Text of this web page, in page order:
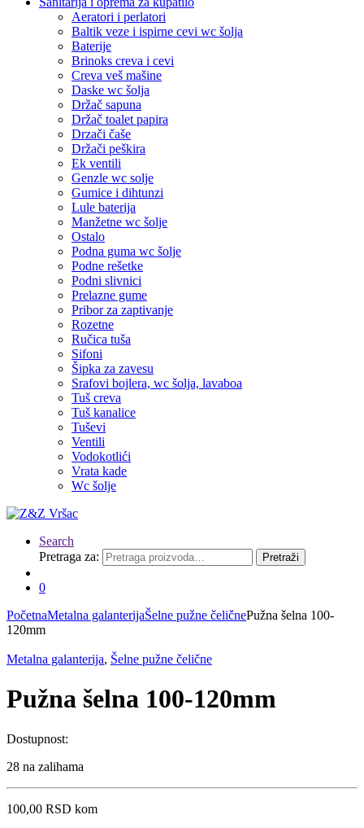
Aeratori i perlatori
Baltik veze i ispirne cevi wc šolja
Baterije
Brinoks creva i cevi
Creva veš mašine
Daske wc šolja
Držač sapuna
Držač toalet papira
Drzači čaše
Držači peškira
Ek ventili
Genzle wc solje
Gumice i dihtunzi
Lule baterija
Manžetne wc šolje
Ostalo
Podna guma wc šolje
Podne rešetke
Podni slivnici
Prelazne gume
Pribor za zaptivanje
Rozetne
Ručica tuša
Sifoni
Šipka za zavesu
Srafovi bojlera, wc šolja, lavaboa
Tuš creva
Tuš kanalice
Tuševi
Ventili
Vodokotlići
Vrata kade
Wc šolje
Search
Pretraga za:
Pretraži
0
PočetnaMetalna galanterijaŠelne pužne čeličnePužna šelna 100-
120mm
Metalna galanterija, Šelne pužne čelične
Pužna šelna 100-120mm
Dostupnost:
28 na zalihama
100,00 RSD kom